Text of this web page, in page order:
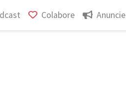
Colabore Anuncie